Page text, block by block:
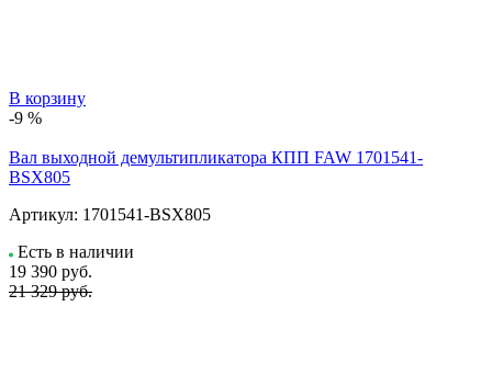
В корзину
-9 %
Вал выходной демультипликатора КПП FAW 1701541-
BSX805
Артикул: 1701541-BSX805
Есть в наличии
19 390 руб.
21 329 руб.